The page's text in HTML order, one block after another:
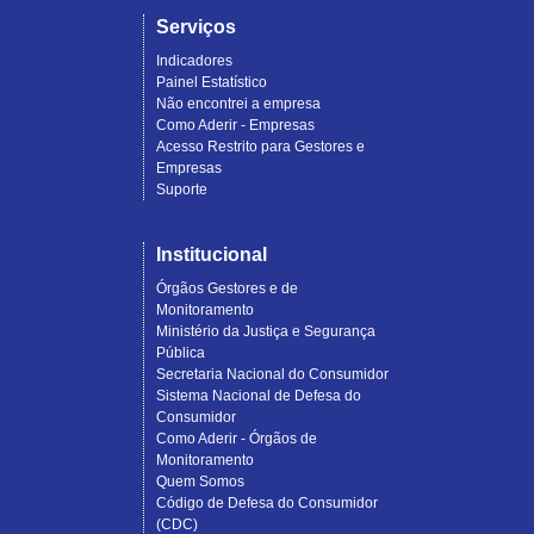
Serviços
Indicadores
Painel Estatístico
Não encontrei a empresa
Como Aderir - Empresas
Acesso Restrito para Gestores e
Empresas
Suporte
Institucional
Órgãos Gestores e de
Monitoramento
Ministério da Justiça e Segurança
Pública
Secretaria Nacional do Consumidor
Sistema Nacional de Defesa do
Consumidor
Como Aderir - Órgãos de
Monitoramento
Quem Somos
Código de Defesa do Consumidor
(CDC)